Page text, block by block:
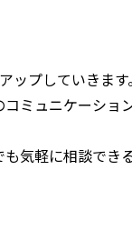
プしていきます
ミュニケーショ
気軽に相談でき